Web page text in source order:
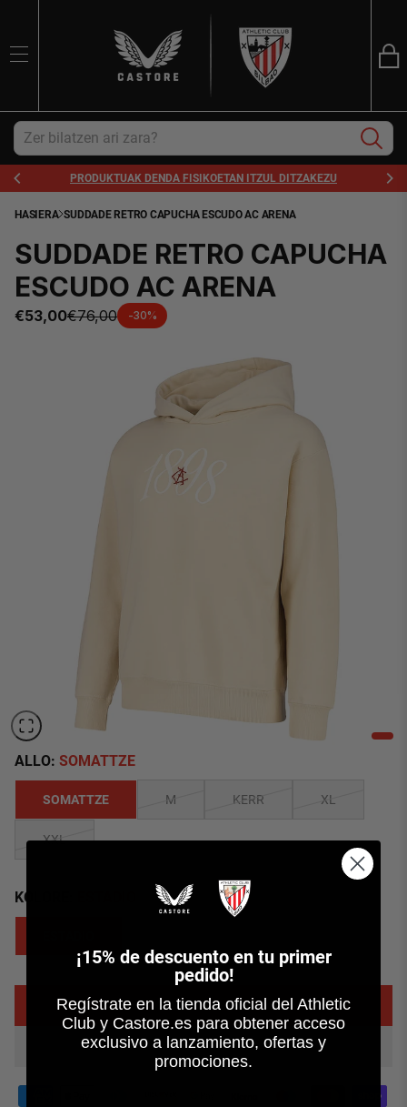
BILAKETA
Bilaketa
PRODUKTUAK DENDA FISIKOETAN ITZUL DITZAKEZU
HASIERA SUDDADE RETRO CAPUCHA ESCUDO AC ARENA
SUDDADE RETRO CAPUCHA
ESCUDO AC ARENA
€53,00€76,00 -30%
ALLO: SOMATTZE
SOMATTZE M KERR XL
XXL
KOLORE:
GEHITU SASKIRA
¡15% de descuento en tu primer
pedido!
Regístrate en la tienda oficial del Athletic
Club y Castore.es para obtener acceso
exclusivo a lanzamiento, ofertas y
promociones.